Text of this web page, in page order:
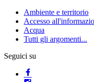
Ambiente e territorio
Accesso
Acqua
Tutti gli argomenti...
Seguici su